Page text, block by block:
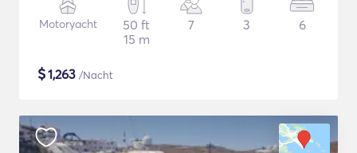
Motoryacht
50 ft
15 m
7 3 6
$1,263 /Nacht